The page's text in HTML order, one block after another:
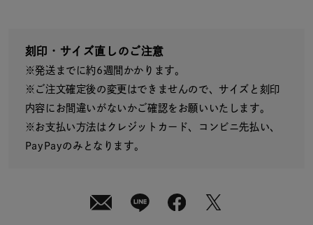
送
¥59,400 (tax
in)
刻印・サイズ直しのご注意
※発送までに約6週間かかります。
※ご注文確定後の変更はできませんので、サイズと刻印
内容にお間違いがないかご確認をお願いいたします。
※お支払い方法はクレジットカード、コンビニ先払い、
PayPayのみとなります。